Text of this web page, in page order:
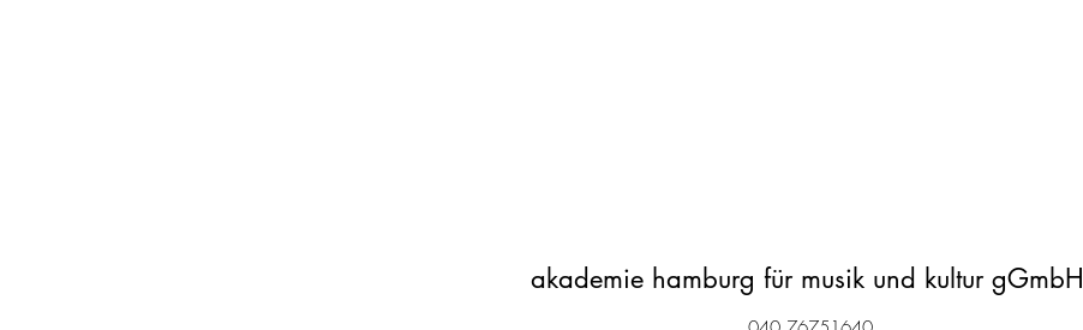
akademie hamburg für musik und kultur gGmbH